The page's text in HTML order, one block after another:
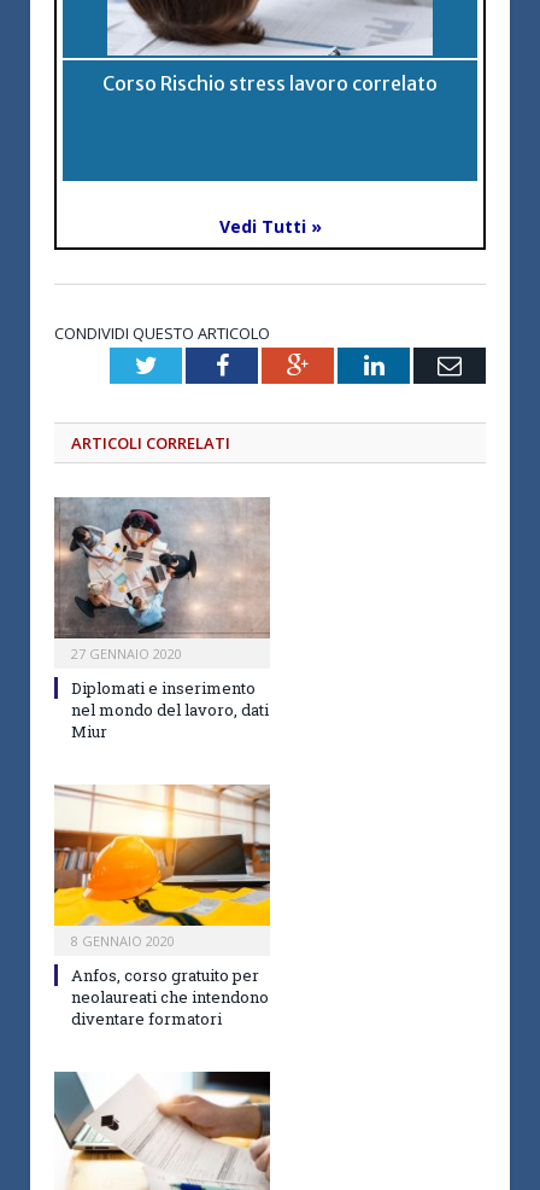
Corso Rischio stress lavoro correlato
Vedi Tutti »
CONDIVIDI QUESTO ARTICOLO
TwitterFacebookGoogle+LinkedInEmail
ARTICOLI CORRELATI
27 GENNAIO 2020
Diplomati e inserimento
nel mondo del lavoro, dati
Miur
8 GENNAIO 2020
Anfos, corso gratuito per
neolaureati che intendono
diventare formatori